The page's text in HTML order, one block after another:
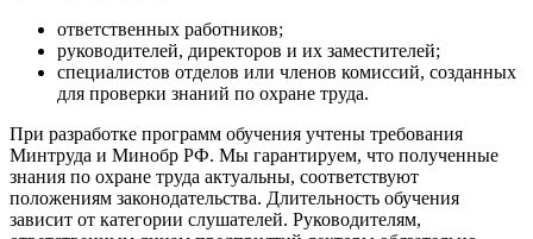
ответственных работников;
руководителей, директоров и их заместителей;
специалистов отделов или членов комиссий, созданных
для проверки знаний по охране труда.
При разработке программ обучения учтены требования
Минтруда и Минобр РФ. Мы гарантируем, что полученные
знания по охране труда актуальны, соответствуют
положениям законодательства. Длительность обучения
зависит от категории слушателей. Руководителям,